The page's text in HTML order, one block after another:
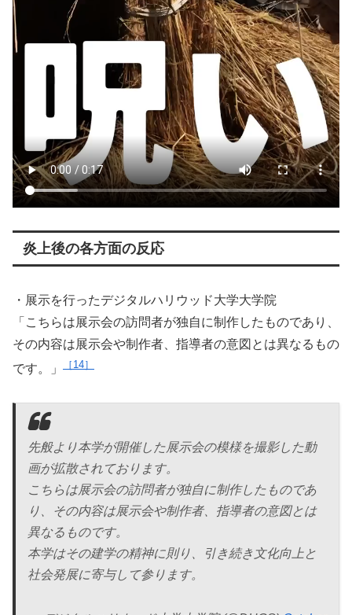
炎上後の各方面の反応
・展示を行ったデジタルハリウッド大学大学院
「こちらは展示会の訪問者が独自に制作したものであり、
その内容は展示会や制作者、指導者の意図とは異なるもの
です。」
14
先般より本学が開催した展示会の模様を撮影した動
画が拡散されております。
こちらは展示会の訪問者が独自に制作したものであ
り、その内容は展示会や制作者、指導者の意図とは
異なるものです。
本学はその建学の精神に則り、引き続き文化向上と
社会発展に寄与して参ります。